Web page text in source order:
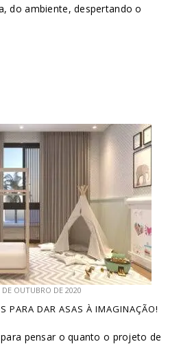
do ambiente, despertando o
DE OUTUBRO DE 2020
PARA DAR ASAS À IMAGINAÇÃO!
pensar o quanto o projeto de